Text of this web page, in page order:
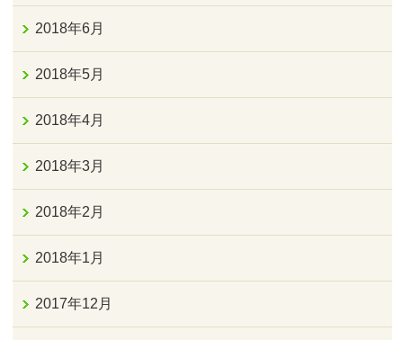
2018年6月
2018年5月
2018年4月
2018年3月
2018年2月
2018年1月
2017年12月